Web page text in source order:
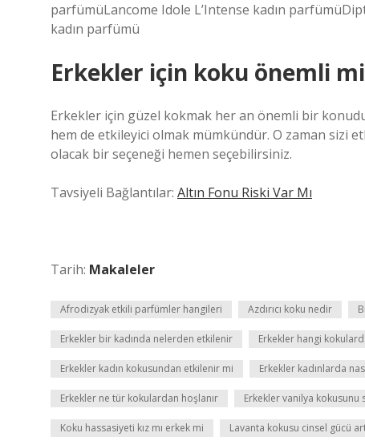
parfümüLancome Idole L’Intense kadın
kadın parfümü
Erkekler için koku önemli
Erkekler için güzel kokmak her an önemli bir
hem de etkileyici olmak mümkündür. O zaman sizi
olacak bir seçeneği hemen seçebilirsiniz.
Tavsiyeli Bağlantılar: Altın Fonu Riski Var Mı
Tarih: Makaleler
Afrodizyak etkili parfümler hangileri Azdırıcı koku nedir
Erkekler bir kadında nelerden etkilenir Erkekler hangi
Erkekler kadın kokusundan etkilenir mi Erkekler kadınlarda
Erkekler ne tür kokulardan hoşlanır Erkekler vanilya kokusunu
Koku hassasiyeti kız mı erkek mi Lavanta kokusu cinsel gücü